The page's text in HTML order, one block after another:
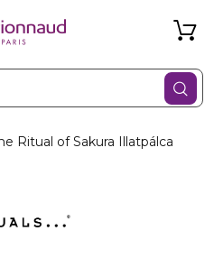
Ritual of Sakura Illatpálca